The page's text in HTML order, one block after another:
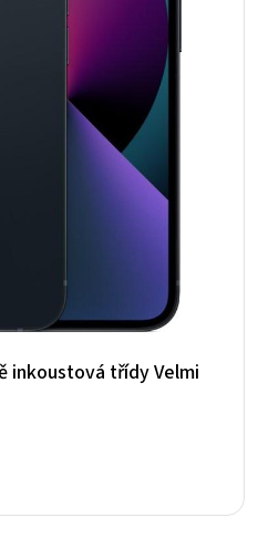
inkoustová třídy Velmi